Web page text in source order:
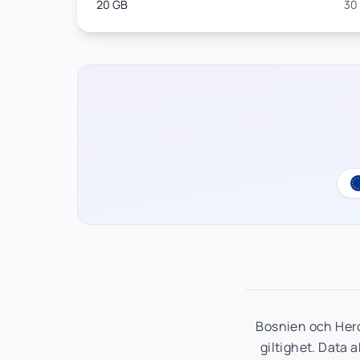
20 GB 30
Bosnien och
giltighet. Data